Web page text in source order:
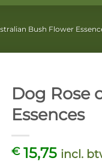
Bush Flower
Dog Rose
Essences
€15,75 incl.